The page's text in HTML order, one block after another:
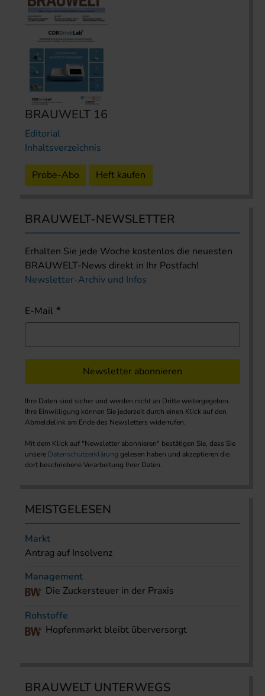
BRAUWELT 16
Editorial
Inhaltsverzeichnis
Probe-Abo Heft kaufen
BRAUWELT-NEWSLETTER
Erhalten Sie jede Woche kostenlos die neuesten
BRAUWELT-News direkt in Ihr Postfach!
Newsletter-Archiv und Infos
E-Mail
Newsletter abonnieren
Ihre Daten sind sicher und werden nicht an Dritte weitergegeben.
Ihre Einwilligung können Sie jederzeit durch einen Klick auf den
Abmeldelink am Ende des Newsletters widerrufen.
Mit dem Klick auf "Newsletter abonnieren" bestätigen Sie, dass Sie
unsere Datenschutzerklärung gelesen haben und akzeptieren die
dort beschriebene Verarbeitung Ihrer Daten.
MEISTGELESEN
Markt
Antrag auf Insolvenz
Management
Die Zuckersteuer in der Praxis
Rohstoffe
Hopfenmarkt bleibt überversorgt
BRAUWELT UNTERWEGS